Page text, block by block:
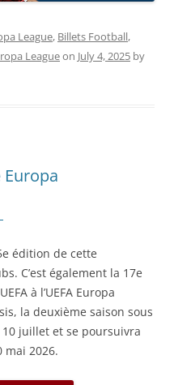
League, Billets Football,
Leagueon July 4, 2025 by
Europa
édition de cette
C’est également la 17e
à l’UEFA Europa
la deuxième saison sous
juillet et se poursuivra
mai 2026.